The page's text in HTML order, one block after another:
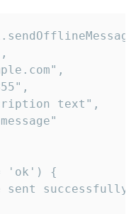
text",
'ok') {
sent